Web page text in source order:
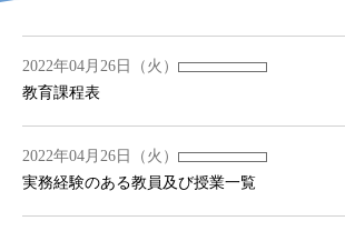
2022年04月26日（火）
教育課程表
2022年04月26日（火）
実務経験のある教員及び授業一覧